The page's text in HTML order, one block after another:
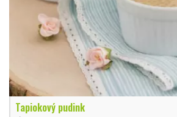
Tapiokový pudink